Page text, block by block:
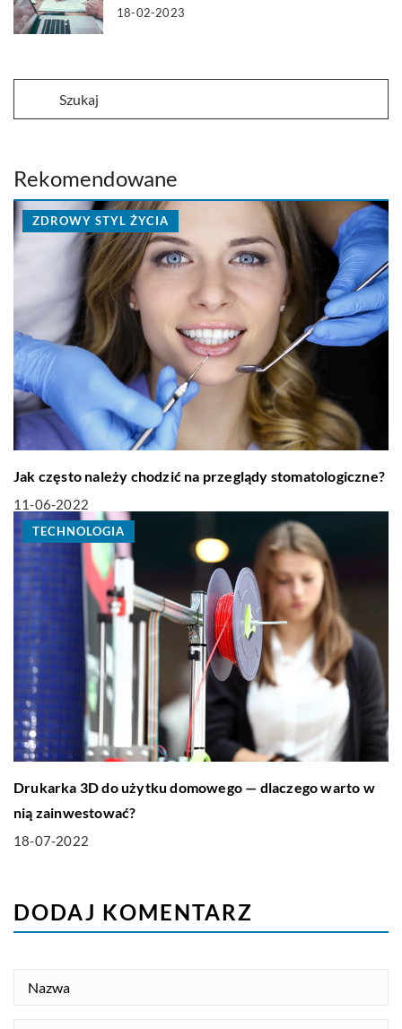
18-02-2023
Rekomendowane
ZDROWY STYL ŻYCIA
Jak często należy chodzić na przeglądy stomatologiczne?
11-06-2022
TECHNOLOGIA
Drukarka 3D do użytku domowego — dlaczego warto w
nią zainwestować?
18-07-2022
DODAJ KOMENTARZ